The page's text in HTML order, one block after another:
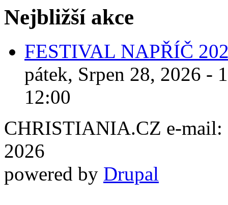
Nejbližší akce
FESTIVAL NAPŘÍČ
pátek, Srpen 28, 2026 -
12:00
CHRISTIANIA.CZ e-mail:
2026
powered by Drupal